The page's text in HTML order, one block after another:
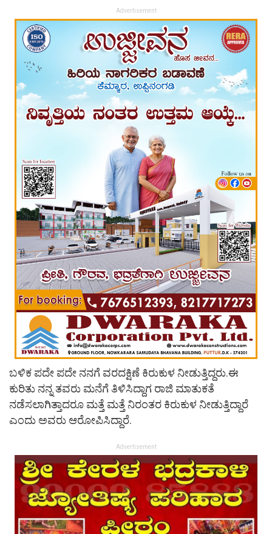
Advertisement
ಬಳಿಕ ಪದೇ ಪದೇ ನನಗೆ ವರದಕ್ಷಿಣೆ ಕಿರುಕುಳ ನೀಡುತ್ತಿದ್ದರು.ಈ
ಕುರಿತು ನನ್ನ ತವರು ಮನೆಗೆ ತಿಳಿಸಿದ್ದಾಗ ರಾಜಿ ಮಾತುಕತೆ
ನಡೆಸಲಾಗಿತ್ತಾದರೂ ಮತ್ತೆ ಮತ್ತೆ ನಿರಂತರ ಕಿರುಕುಳ ನೀಡುತ್ತಿದ್ದಾರೆ
ಎಂದು ಅವರು ಆರೋಪಿಸಿದ್ದಾರೆ.
Advertisement